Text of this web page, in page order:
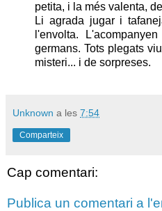
petita, i la més valenta,
Li agrada jugar i
l'envolta.
germans. Tots plegats
misteri... i de sorpreses.
Unknown a les 7:54
Comparteix
Cap comentari:
Publica un comentari a